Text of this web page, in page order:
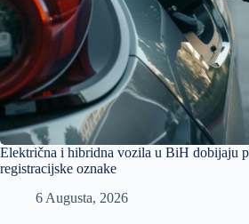
Električna i hibridna vozila u BiH dobijaju
registracijske oznake
6 Augusta, 2026